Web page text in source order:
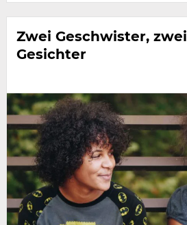
Zwei Geschwister, zwei
Gesichter